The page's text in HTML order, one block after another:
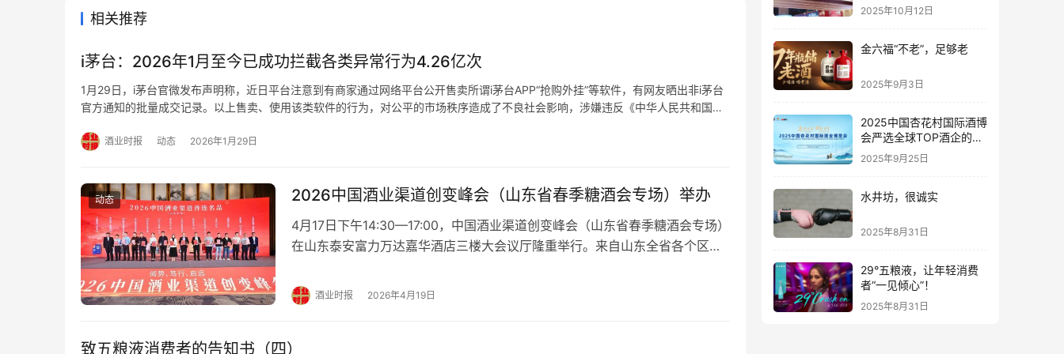
相关推荐
i茅台：2026年1月至今已成功拦截各类异常行为4.26亿次
1月29日，i茅台官微发布声明称，近日平台注意到有商家通过网络平台公开售卖所谓i茅台APP“抢购外挂”等软件，有网友晒出非i茅台
官方通知的批量成交记录。以上售卖、使用该类软件的行为，对公平的市场秩序造成了不良社会影响，涉嫌违反《中华人民共和国民
酒业时报 动态 2026年1月29日
动态 2026中国酒业渠道创变峰会（山东省春季糖酒会专场）举办
4月17日下午14:30—17:00，中国酒业渠道创变峰会（山东省春季糖酒会专场）
在山东泰安富力万达嘉华酒店三楼大会议厅隆重举行。来自山东全省各个区域
表等共计400余人参加了此次盛会。 本次峰会以“阅势·笃行·启远”为主题，由中
国酒业协会文化工作委员会指导，山东省糖酒副食品商业协会主办，东方…
酒业时报 2026年4月19日
致五粮液消费者的告知书（四）
2025年10月12日
金六福“不老”，足够老
2025年9月3日
2025中国杏花村国际酒博
会严选全球TOP酒企的底
气何在？
2025年9月25日
水井坊，很诚实
2025年8月31日
29°五粮液，让年轻消费
者“一见倾心”！
2025年8月31日